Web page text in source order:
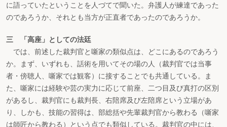
に語っていたということを人づてで聞いた。弁護人が練達であった
のであろうか、それとも当方が正直者であったのであろうか。
三 「高座」としての法廷
では、前述した裁判官と噺家の類似点は、どこにあるのであろう
か。まず、いずれも、話術を用いてその場の人（裁判官では当事
者・傍聴人、噺家では観客）に接することでも共通している。ま
た、噺家には経験や芸の実力に応じて前座、二つ目及び真打の区別
があるし、裁判官にも裁判長、右陪席及び左陪席という立場があ
り、しかも、技能の習得は、部総括や先輩裁判官から教わる（噺家
は師匠から教わる）という点でも類似している。裁判官の中には、